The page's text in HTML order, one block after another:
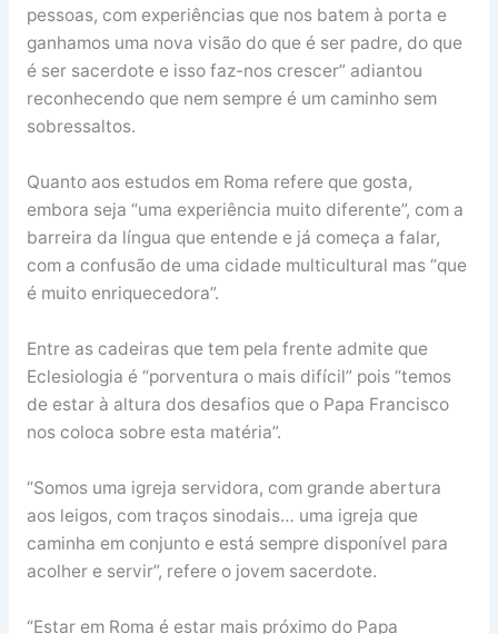
pessoas, com experiências que nos batem à porta e
ganhamos uma nova visão do que é ser padre, do que
é ser sacerdote e isso faz-nos crescer” adiantou
reconhecendo que nem sempre é um caminho sem
sobressaltos.
Quanto aos estudos em Roma refere que gosta,
embora seja “uma experiência muito diferente”, com a
barreira da língua que entende e já começa a falar,
com a confusão de uma cidade multicultural mas “que
é muito enriquecedora”.
Entre as cadeiras que tem pela frente admite que
Eclesiologia é “porventura o mais difícil” pois “temos
de estar à altura dos desafios que o Papa Francisco
nos coloca sobre esta matéria”.
“Somos uma igreja servidora, com grande abertura
aos leigos, com traços sinodais… uma igreja que
caminha em conjunto e está sempre disponível para
acolher e servir”, refere o jovem sacerdote.
“Estar em Roma é estar mais próximo do Papa